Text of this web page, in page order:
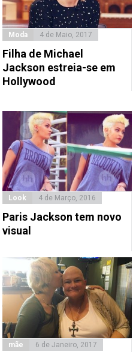
Moda 4 de Maio, 2017
Filha de Michael
Jackson estreia-se em
Hollywood
Look 4 de Março, 2016
Paris Jackson tem novo
visual
mãe 6 de Janeiro, 2017